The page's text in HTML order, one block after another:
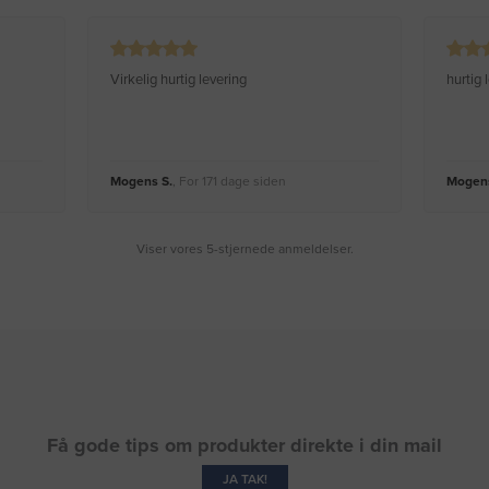
Virkelig hurtig levering
Mogens S., For 171 dage siden
hurtig
Viser vores 5-stjernede anmeldelser.
Få gode tips om produkter direkte i din mail
JA TAK!